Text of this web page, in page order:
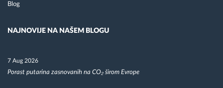
Blog
NAJNOVIJE NA NAŠEM BLOGU
7 Aug 2026
Porast putarina zasnovanih na CO₂ širom Evrope